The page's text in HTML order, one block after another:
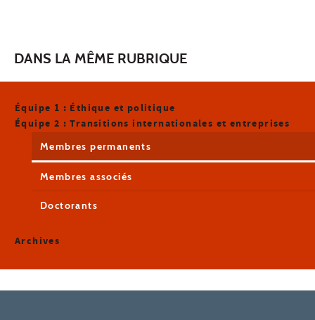
DANS LA MÊME RUBRIQUE
Équipe 1 : Éthique et politique
Équipe 2 : Transitions internationales et entreprises
Membres permanents
Membres associés
Doctorants
Archives